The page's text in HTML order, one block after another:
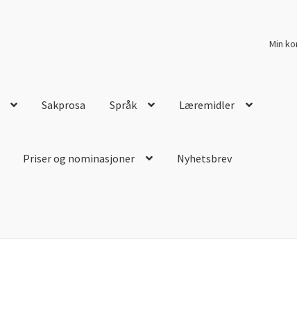
Min
Sakprosa Språk Læremidler
Priser og nominasjoner Nyhetsbrev